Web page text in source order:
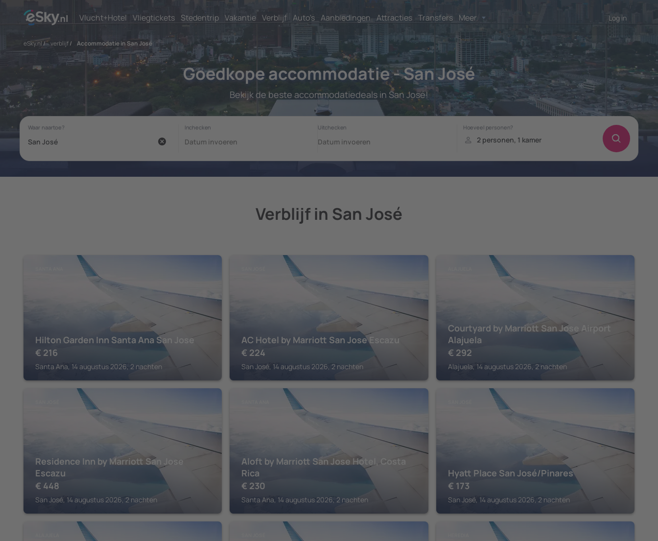
Vlucht+Hotel Vliegtickets Stedentrip Vakantie Verblijf Auto's Aanbiedingen Attracties Transfers Meer Log in
eSky.nl/ verblijf/ Accommodatie in San José
Goedkope accommodatie - San José
Bekijk de beste accommodatiedeals in San José!
Verblijf in San José
Hilton Garden Inn Santa Ana San Jose
€ 216
Santa Ana, 14 augustus 2026, 2 nachten
AC Hotel by Marriott San Jose Escazu
€ 224
San José, 14 augustus 2026, 2 nachten
Courtyard by Marriott San Jose Airport
Alajuela
€ 292
Alajuela, 14 augustus 2026, 2 nachten
Residence Inn by Marriott San Jose
Escazu
€ 448
San José, 14 augustus 2026, 2 nachten
Aloft by Marriott San Jose Hotel, Costa
Rica
€ 230
Santa Ana, 14 augustus 2026, 2 nachten
Hyatt Place San José/Pinares
€ 173
San José, 14 augustus 2026, 2 nachten